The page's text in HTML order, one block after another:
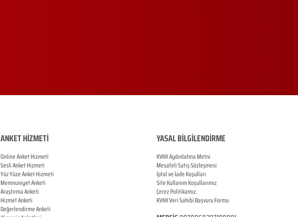
ANKET HİZMETİ
Online Anket Hizmeti
Sesli Anket Hizmeti
Yüz Yüze Anket Hizmeti
Memnuniyet Anketi
Araştırma Anketi
Hizmet Anketi
Değerlendirme Anketi
YASAL BİLGİLENDİRME
KVKK Aydınlatma Metni
Mesafeli Satış Sözleşmesi
İptal ve İade Koşulları
Site Kullanım Koşullarımız
Çerez Politikamız
KVKK Veri Sahibi Başvuru Formu